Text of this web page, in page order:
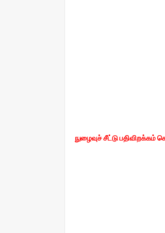
நுழைவுச் சீட்டு பதிவிறக்கம்